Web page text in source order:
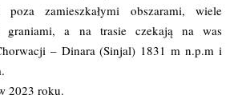
poza zamieszkałymi obszarami, wiele
graniami, a na trasie czekają na was
– Dinara (Sinjal) 1831 m n.p.m i
2023 roku.